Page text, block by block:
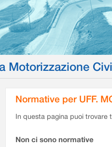
Motorizzazione
Normative per UFF.
In questa pagina puoi
Non ci sono normative